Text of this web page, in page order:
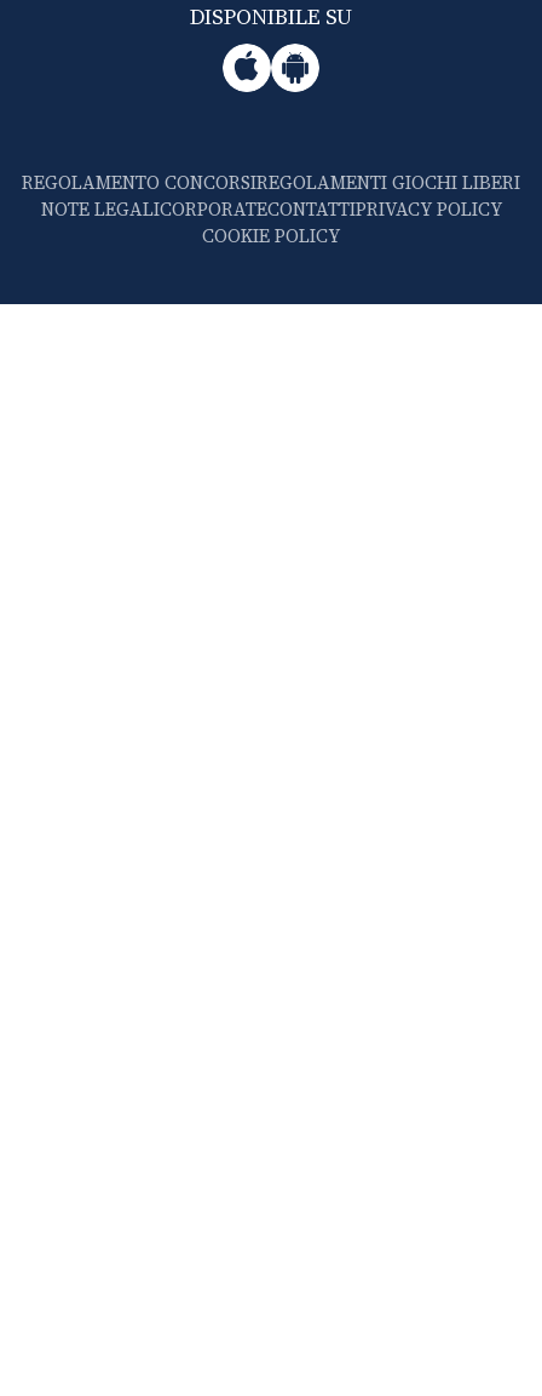
DISPONIBILE SU
REGOLAMENTO CONCORSIREGOLAMENTI GIOCHI LIBERI
NOTE LEGALICORPORATECONTATTIPRIVACY POLICY
COOKIE POLICY